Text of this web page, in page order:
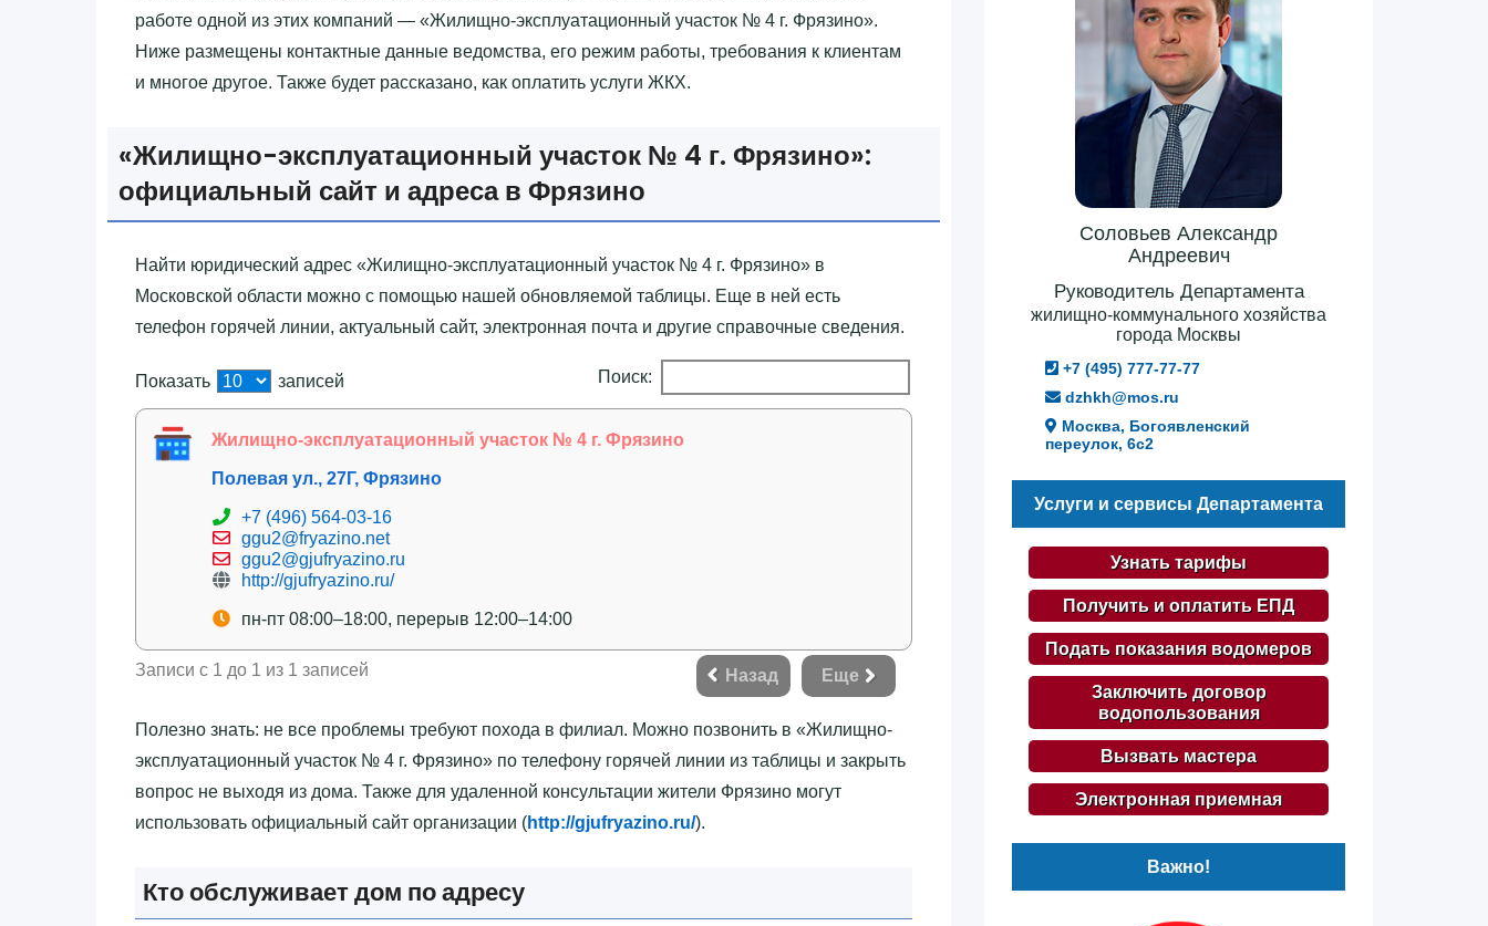
работе одной из этих компаний — «‎Жилищно-эксплуатационный участок № 4 г. Фрязино»‎.
Ниже размещены контактные данные ведомства, его режим работы, требования к клиентам
и многое другое. Также будет рассказано, как оплатить услуги ЖКХ.
«‎Жилищно-эксплуатационный участок № 4 г. Фрязино»‎:
официальный сайт и адреса в Фрязино
Найти юридический адрес «‎Жилищно-эксплуатационный участок № 4 г. Фрязино»‎ в
Московской области можно с помощью нашей обновляемой таблицы. Еще в ней есть
телефон горячей линии, актуальный сайт, электронная почта и другие справочные сведения.
Показать записей Поиск:
Жилищно-эксплуатационный участок № 4 г. Фрязино
Полевая ул., 27Г, Фрязино
+7 (496) 564-03-16
ggu2@fryazino.net
ggu2@gjufryazino.ru
http://gjufryazino.ru/
пн-пт 08:00–18:00, перерыв 12:00–14:00
Записи с 1 до 1 из 1 записей Назад Еще
Полезно знать: не все проблемы требуют похода в филиал. Можно позвонить в «‎Жилищно-
эксплуатационный участок № 4 г. Фрязино»‎ по телефону горячей линии из таблицы и закрыть
вопрос не выходя из дома. Также для удаленной консультации жители Фрязино могут
использовать официальный сайт организации (http://gjufryazino.ru/).
Кто обслуживает дом по адресу
Соловьев Александр
Андреевич
Руководитель Департамента
жилищно-коммунального хозяйства
города Москвы
+7 (495) 777-77-77
dzhkh@mos.ru
Москва, Богоявленский
переулок, 6с2
Услуги и сервисы Департамента
Узнать тарифы
Получить и оплатить ЕПД
Подать показания водомеров
Заключить договор
водопользования
Вызвать мастера
Электронная приемная
Важно!